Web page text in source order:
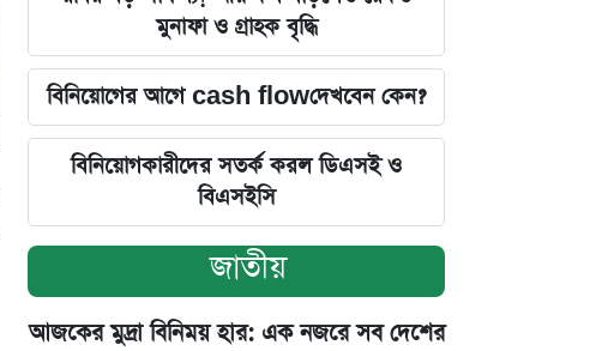
মুনাফা ও গ্রাহক বৃদ্ধি
বিনিয়োগের আগে cash flowদেখবেন কেন?
বিনিয়োগকারীদের সতর্ক করল ডিএসই ও
বিএসইসি
জাতীয়
আজকের মুদ্রা বিনিময় হার: এক নজরে সব দেশের